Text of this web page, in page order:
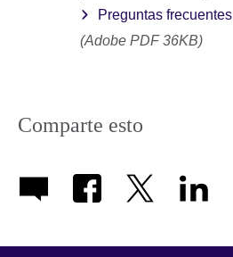
Preguntas frecuentes
(Adobe PDF 36KB)
Comparte esto